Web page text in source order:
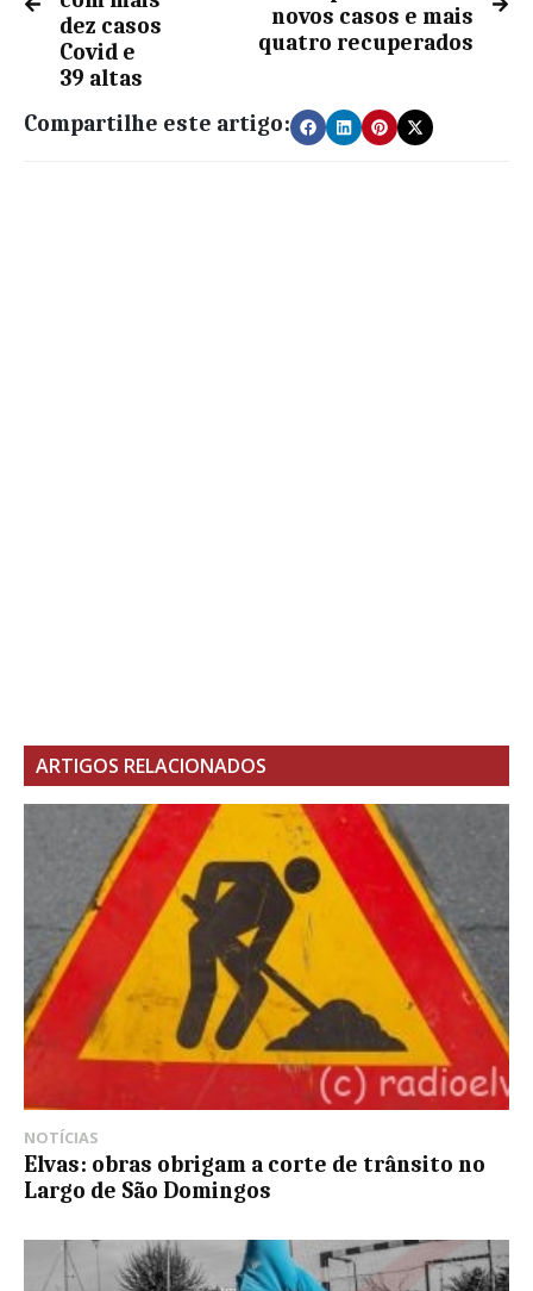
dez casos
Covid e
39 altas
novos casos e mais
quatro recuperados
Compartilhe este artigo:
ARTIGOS RELACIONADOS
NOTÍCIAS
Elvas: obras obrigam a corte de trânsito no
Largo de São Domingos